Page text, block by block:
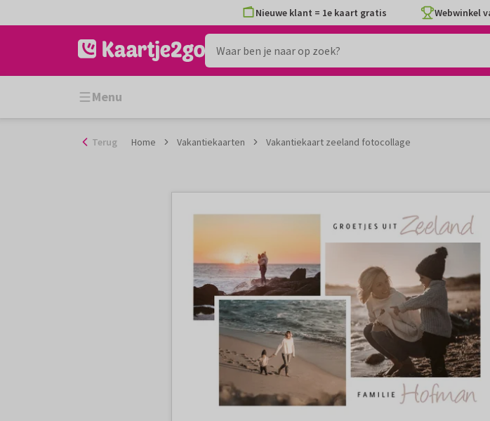
naar
Nieuwe klant = 1e kaart gratis Webwinkel
Menu
Terug Home Vakantiekaarten Vakantiekaart zeeland fotocollage